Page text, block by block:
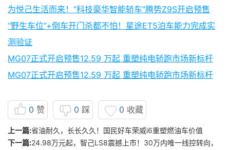
为悦己生活而来！“科技豪华智能轿车”腾势Z9S开启预售
“野生车位”+倒车开门杀都不怕！星途ET5泊车能力完成实
测验证
MG07正式开启预售12.59 万起 重塑纯电轿跑市场新标杆
MG07正式开启预售12.59 万起 重塑纯电轿跑市场新标杆
0 赞 0 踩 0 收藏
上一篇:省油耐久，长长久久！国民好车荣威i6重塑燃油车价值
下一篇:24.98万元起，智己LS8震撼上市！30万内唯一线控转向，